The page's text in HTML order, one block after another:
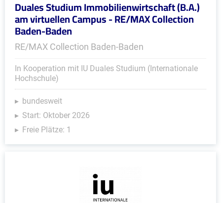
Duales Studium Immobilienwirtschaft (B.A.)
am virtuellen Campus - RE/MAX Collection
Baden-Baden
RE/MAX Collection Baden-Baden
In Kooperation mit IU Duales Studium (Internationale
Hochschule)
bundesweit
Start: Oktober 2026
Freie Plätze: 1